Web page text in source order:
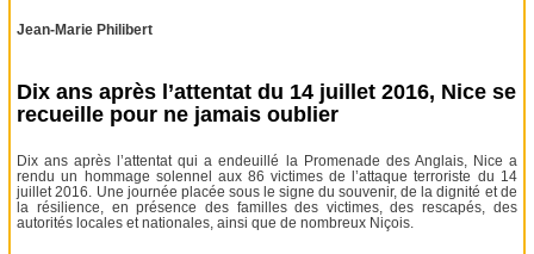
Jean-Marie Philibert
Dix ans après l’attentat du 14 juillet 2016, Nice se
recueille pour ne jamais oublier
Dix ans après l’attentat qui a endeuillé la Promenade des Anglais, Nice a
rendu un hommage solennel aux 86 victimes de l’attaque terroriste du 14
juillet 2016. Une journée placée sous le signe du souvenir, de la dignité et de
la résilience, en présence des familles des victimes, des rescapés, des
autorités locales et nationales, ainsi que de nombreux Niçois.